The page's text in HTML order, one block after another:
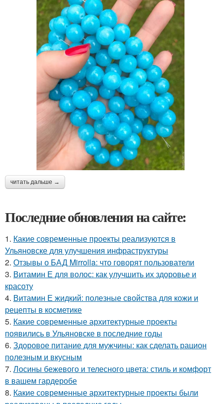
читать дальше →
Последние обновления на сайте:
1. Какие современные проекты реализуются в
Ульяновске для улучшения инфраструктуры
2. Отзывы о БАД Mirrolla: что говорят пользователи
3. Витамин Е для волос: как улучшить их здоровье и
красоту
4. Витамин Е жидкий: полезные свойства для кожи и
рецепты в косметике
5. Какие современные архитектурные проекты
появились в Ульяновске в последние годы
6. Здоровое питание для мужчины: как сделать рацион
полезным и вкусным
7. Лосины бежевого и телесного цвета: стиль и комфорт
в вашем гардеробе
8. Какие современные архитектурные проекты были